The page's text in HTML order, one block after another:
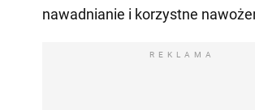
nawadnianie i korzystne
REKLAMA